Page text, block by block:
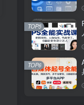
TOP5
TOP6